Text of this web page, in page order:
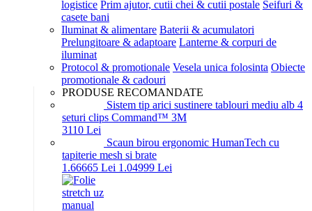
logistice Prim ajutor, cutii chei & cutii postale Seifuri &
casete bani
Iluminat & alimentare Baterii & acumulatori
Prelungitoare & adaptoare Lanterne & corpuri de
iluminat
Protocol & promotionale Vesela unica folosinta Obiecte
promotionale & cadouri
PRODUSE RECOMANDATE
Sistem tip arici sustinere tablouri mediu alb 4
seturi clips Command™ 3M
3110 Lei
Scaun birou ergonomic HumanTech cu
tapiterie mesh si brate
1.66665 Lei 1.04999 Lei